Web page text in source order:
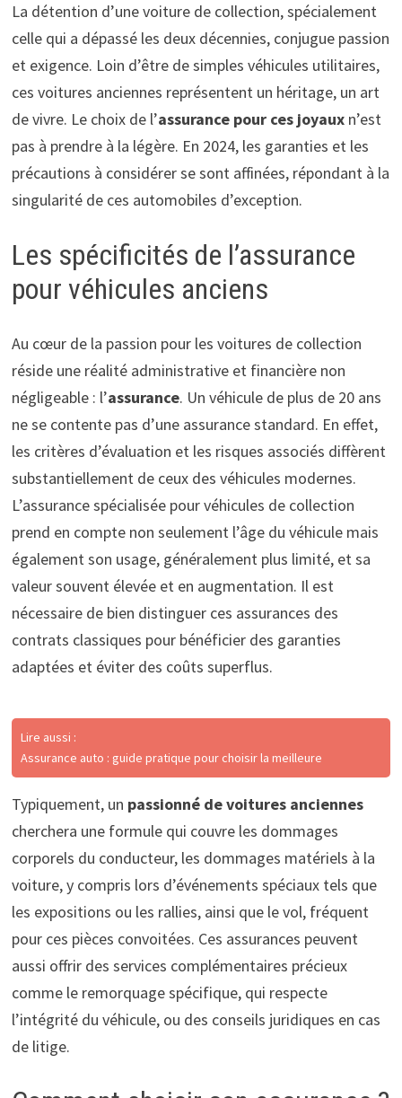
La détention d’une voiture de collection, spécialement
celle qui a dépassé les deux décennies, conjugue passion
et exigence. Loin d’être de simples véhicules utilitaires,
ces voitures anciennes représentent un héritage, un art
de vivre. Le choix de l’assurance pour ces joyauxn’est
pas à prendre à la légère. En 2024, les garanties et les
précautions à considérer se sont affinées, répondant à la
singularité de ces automobiles d’exception.
Les spécificités de l’assurance
pour véhicules anciens
Au cœur de la passion pour les voitures de collection
réside une réalité administrative et financière non
négligeable : l’assurance. Un véhicule de plus de 20 ans
ne se contente pas d’une assurance standard. En effet,
les critères d’évaluation et les risques associés diffèrent
substantiellement de ceux des véhicules modernes.
L’assurance spécialisée pour véhicules de collection
prend en compte non seulement l’âge du véhicule mais
également son usage, généralement plus limité, et sa
valeur souvent élevée et en augmentation. Il est
nécessaire de bien distinguer ces assurances des
contrats classiques pour bénéficier des garanties
adaptées et éviter des coûts superflus.
Lire aussi :
Assurance auto : guide pratique pour choisir la meilleure
Typiquement, un passionné de voitures anciennes
cherchera une formule qui couvre les dommages
corporels du conducteur, les dommages matériels à la
voiture, y compris lors d’événements spéciaux tels que
les expositions ou les rallies, ainsi que le vol, fréquent
pour ces pièces convoitées. Ces assurances peuvent
aussi offrir des services complémentaires précieux
comme le remorquage spécifique, qui respecte
l’intégrité du véhicule, ou des conseils juridiques en cas
de litige.